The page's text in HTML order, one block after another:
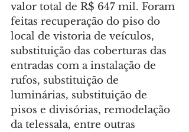
valor total de R$ 647 mil. Foram
feitas recuperação do piso do
local de vistoria de veículos,
substituição das coberturas das
entradas com a instalação de
rufos, substituição de
luminárias, substituição de
pisos e divisórias, remodelação
da telessala, entre outras